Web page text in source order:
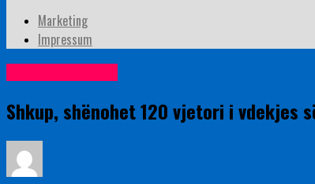
Marketing
Impressum
Shkup, shënohet 120 vjetori i vdekjes